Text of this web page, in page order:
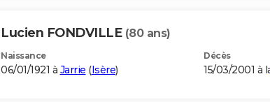
Lucien FONDVILLE (80 ans)
Naissance
06/01/1921 à Jarrie (Isère)
Décès
15/03/2001 à